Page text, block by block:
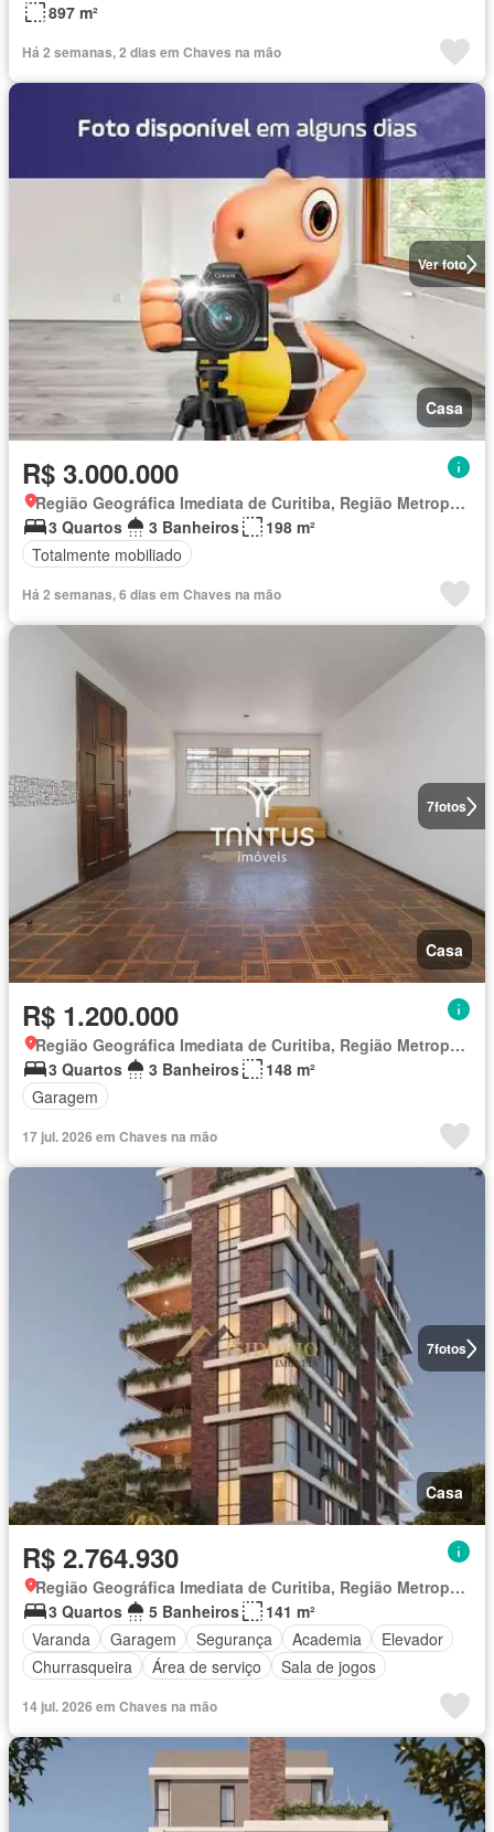
897 m²
Há 2 semanas, 2 dias em Chaves na mão
Ver foto
Casa
R$ 3.000.000
Região Geográfica Imediata de Curitiba, Região Metropolitana de Curitiba
3 Quartos
3 Banheiros
198 m²
Totalmente mobiliado
Há 2 semanas, 6 dias em Chaves na mão
7fotos
Casa
R$ 1.200.000
Região Geográfica Imediata de Curitiba, Região Metropolitana de Curitiba
3 Quartos
3 Banheiros
148 m²
Garagem
17 jul. 2026 em Chaves na mão
7fotos
Casa
R$ 2.764.930
Região Geográfica Imediata de Curitiba, Região Metropolitana de Curitiba
3 Quartos
5 Banheiros
141 m²
Varanda
Garagem Segurança Academia
Elevador
Churrasqueira
Área de serviço Sala de jogos
14 jul. 2026 em Chaves na mão